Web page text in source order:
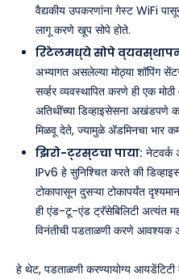
वैद्यकीय उपकरणांना गेस्ट WiFi
लागू करणे खूप सोपे होते.
रिटेलमध्ये सोपे
अभ्यागत असलेल्या मोठ्या शॉपिंग
सर्व्हर व्यवस्थापित करणे ही एक
अतिथींच्या डिव्हाइसेसना
मिळवू देते, ज्यामुळे ॲडमिनचा भार
झिरो-ट्रस्टचा पाया:
IPv6 हे सुनिश्चित करते की
टोकापासून दुसऱ्या टोकापर्यंत
ही एंड-टू-एंड ट्रॅसेबिलिटी अत्यंत
विनंतीची पडताळणी करणे आवश्यक
हे थेट, पडताळणी करण्यायोग्य